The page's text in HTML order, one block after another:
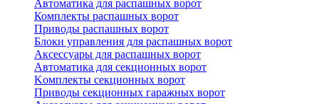
Автоматика для распашных ворот
Комплекты распашных ворот
Приводы распашных ворот
Блоки управления для распашных ворот
Аксессуары для распашных ворот
Автоматика для секционных ворот
Koмплeкты ceкциoнныx вopoт
Пpивoды ceкциoнныx гаражных вopoт